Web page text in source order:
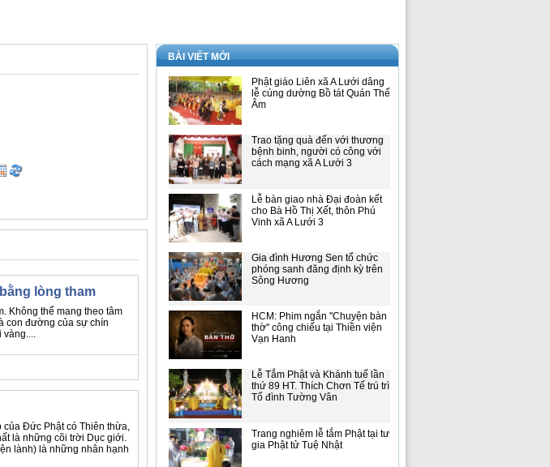
lòng tham
Không thể mang theo tâm
con đường của sự chín
Đức Phật có Thiên thừa,
là những cõi trời Dục giới.
lành) là những nhân hạnh
BÀI VIẾT MỚI
Phật giáo Liên xã A Lưới dâng
lễ cúng dường Bồ tát Quán Thế
Âm
Trao tặng quà đến với thương
bệnh binh, người có công với
cách mạng xã A Lưới 3
Lễ bàn giao nhà Đại đoàn kết
cho Bà Hồ Thị Xết, thôn Phú
Vinh xã A Lưới 3
Gia đình Hương Sen tổ chức
phóng sanh đăng định kỳ trên
Sông Hương
HCM: Phim ngắn "Chuyện bàn
thờ" công chiếu tại Thiền viện
Vạn Hanh
Lễ Tắm Phật và Khánh tuế lần
thứ 89 HT. Thích Chơn Tế trú trì
Tổ đình Tường Vân
Trang nghiêm lễ tắm Phật tại tư
gia Phật tử Tuệ Nhật